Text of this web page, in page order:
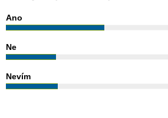
Ano
Ne
Nevím